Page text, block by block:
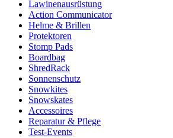
Lawinenausrüstung
Action Communicator
Helme & Brillen
Protektoren
Stomp Pads
Boardbag
ShredRack
Sonnenschutz
Snowkites
Snowskates
Accessoires
Reparatur & Pflege
Test-Events